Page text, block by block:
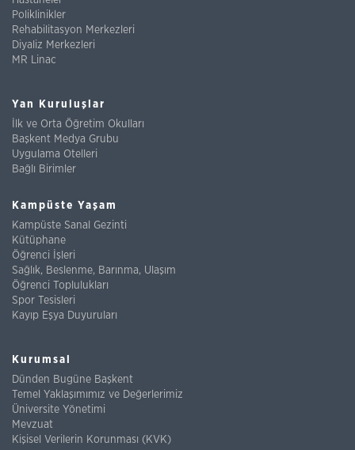
Poliklinikler
Rehabilitasyon Merkezleri
Diyaliz Merkezleri
MR Linac
Yan Kuruluşlar
İlk ve Orta Öğretim Okulları
Başkent Medya Grubu
Uygulama Otelleri
Bağlı Birimler
Kampüste Yaşam
Kampüste Sanal Gezinti
Kütüphane
Öğrenci İşleri
Sağlık, Beslenme, Barınma, Ulaşım
Öğrenci Toplulukları
Spor Tesisleri
Kayıp Eşya Duyuruları
Kurumsal
Dünden Bugüne Başkent
Temel Yaklaşımımız ve Değerlerimiz
Üniversite Yönetimi
Mevzuat
Kişisel Verilerin Korunması (KVK)